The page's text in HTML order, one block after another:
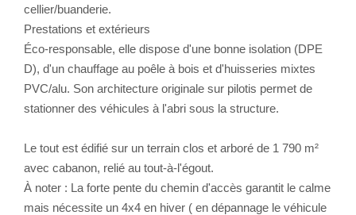
cellier/buanderie.
Prestations et extérieurs
Éco-responsable, elle dispose d'une bonne isolation (DPE
D), d'un chauffage au poêle à bois et d'huisseries mixtes
PVC/alu. Son architecture originale sur pilotis permet de
stationner des véhicules à l'abri sous la structure.
Le tout est édifié sur un terrain clos et arboré de 1 790 m²
avec cabanon, relié au tout-à-l'égout.
À noter : La forte pente du chemin d'accès garantit le calme
mais nécessite un 4x4 en hiver ( en dépannage le véhicule